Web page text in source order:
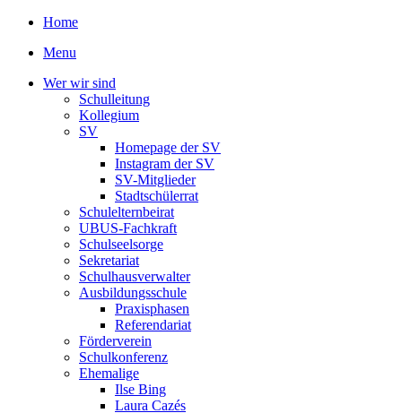
Home
Menu
Wer wir sind
Schulleitung
Kollegium
SV
Homepage der SV
Instagram der SV
SV-Mitglieder
Stadtschülerrat
Schulelternbeirat
UBUS-Fachkraft
Schulseelsorge
Sekretariat
Schulhausverwalter
Ausbildungsschule
Praxisphasen
Referendariat
Förderverein
Schulkonferenz
Ehemalige
Ilse Bing
Laura Cazés